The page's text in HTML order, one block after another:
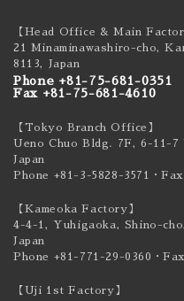
【Head Office & Main
21 Minaminawashiro-cho,
8113, Japan
Phone +81-75-681-0351
Fax +81-75-681-4610
【Tokyo Branch Office】
Ueno Chuo Bldg. 7F, 6-11-
Japan
Phone +81-3-5828-3571
・
【Kameoka Factory】
4-4-1, Yuhigaoka, Shino-
Japan
Phone +81-771-29-0360 ・
【Uji 1st Factory】